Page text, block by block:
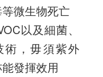
微生物死亡
以及細菌、
術，毋須紫外
發揮效用